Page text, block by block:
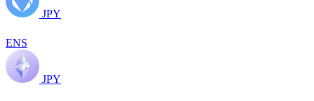
JPY
ENS
JPY